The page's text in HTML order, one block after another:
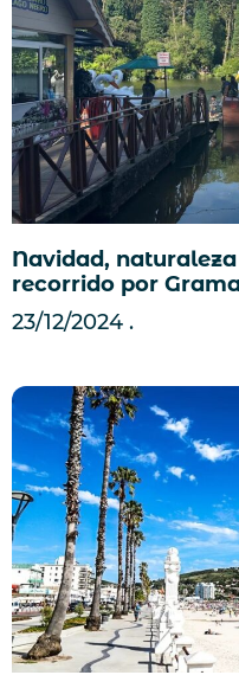
Navidad,
recorrido por
23/12/2024